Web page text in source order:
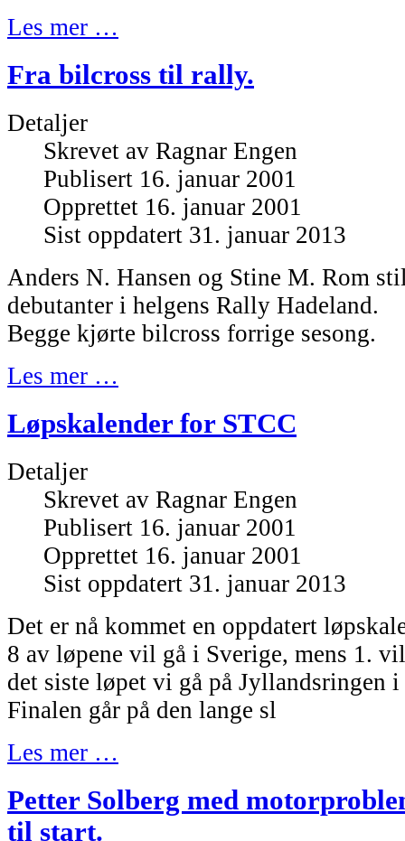
Les mer …
Fra bilcross til rally.
Detaljer
Skrevet av Ragnar Engen
Publisert 16. januar 2001
Opprettet 16. januar 2001
Sist oppdatert 31. januar 2013
Anders N. Hansen og Stine M. Rom
debutanter i helgens Rally Hadeland.
Begge kjørte bilcross forrige sesong.
Les mer …
Løpskalender for STCC
Detaljer
Skrevet av Ragnar Engen
Publisert 16. januar 2001
Opprettet 16. januar 2001
Sist oppdatert 31. januar 2013
Det er nå kommet en oppdatert
8 av løpene vil gå i Sverige, mens 1.
det siste løpet vi gå på Jyllandsringen
Finalen går på den lange sl
Les mer …
Petter Solberg med
til start.